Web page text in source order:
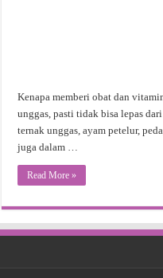
Kenapa memberi obat dan
unggas, pasti tidak bisa lepas
ternak unggas, ayam petelur,
juga dalam …
Read More »